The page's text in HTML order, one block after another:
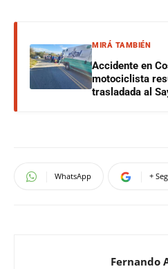
MIRÁ TAMBIÉN
Accidente en
motociclista
trasladada al
WhatsApp +
Fernando